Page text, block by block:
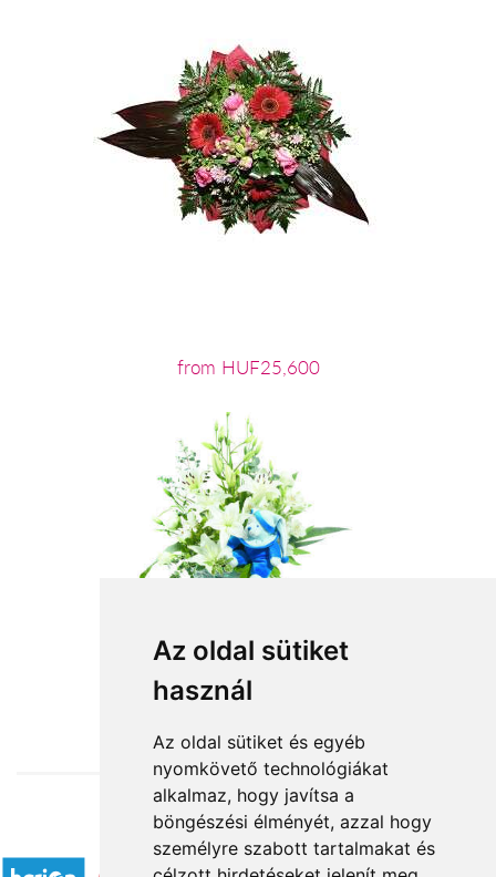
Az oldal sütiket
használ
Az oldal sütiket és egyéb
nyomkövető technológiákat
alkalmaz, hogy javítsa a
böngészési élményét, azzal hogy
személyre szabott tartalmakat és
from HUF25,600
from HUF30,400
Accepted payment methods